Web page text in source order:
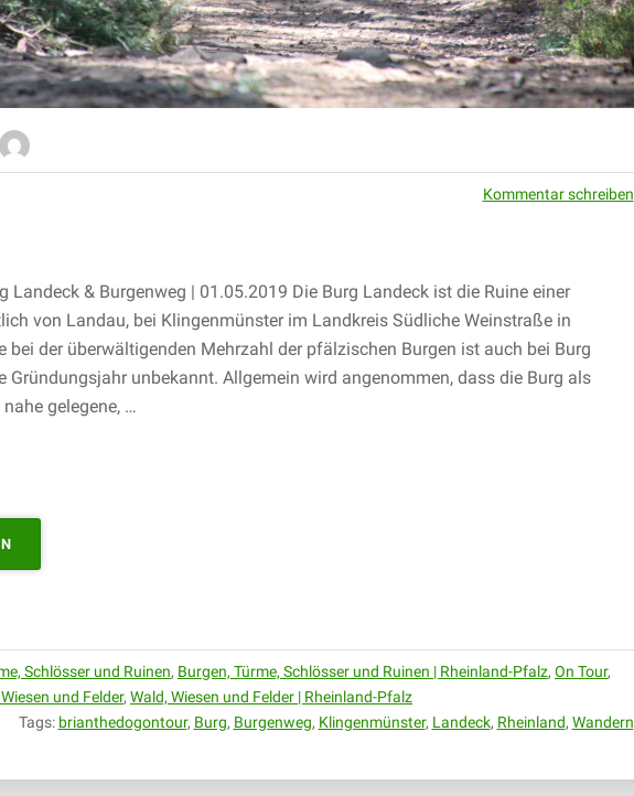
Kommentar schreiben
Landeck & Burgenweg | 01.05.2019 Die Burg Landeck ist die Ruine einer
von Landau, bei Klingenmünster im Landkreis Südliche Weinstraße in
bei der überwältigenden Mehrzahl der pfälzischen Burgen ist auch bei Burg
Gründungsjahr unbekannt. Allgemein wird angenommen, dass die Burg als
gelegene, …
BURG
01.05.2019“
Schlösser und Ruinen, Burgen, Türme, Schlösser und Ruinen | Rheinland-Pfalz, On Tour,
und Felder, Wald, Wiesen und Felder | Rheinland-Pfalz
Tags: brianthedogontour, Burg, Burgenweg, Klingenmünster, Landeck, Rheinland, Wandern